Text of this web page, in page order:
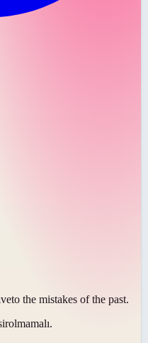
to the mistakes of the past.
olmamalı.